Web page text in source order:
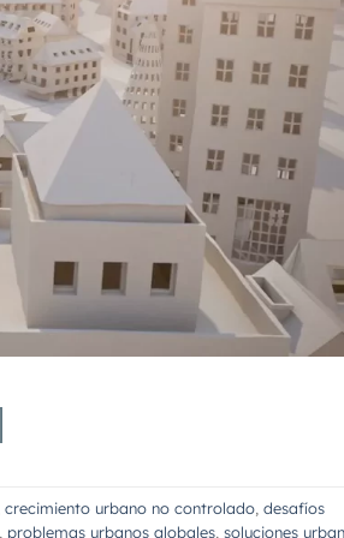
crecimiento urbano no controlado desafíos
problemas urbanos globales soluciones